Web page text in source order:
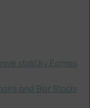
stoličky Eames
and Bar Stools